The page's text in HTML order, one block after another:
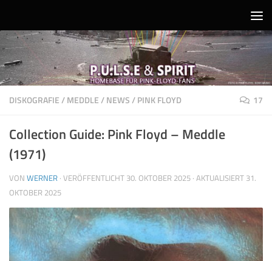
DISKOGRAFIE/MEDDLE/NEWS/PINK FLOYD 17
Collection Guide: Pink Floyd – Meddle
(1971)
VON WERNER · VERÖFFENTLICHT 30. OKTOBER 2025 · AKTUALISIERT 31.
OKTOBER 2025